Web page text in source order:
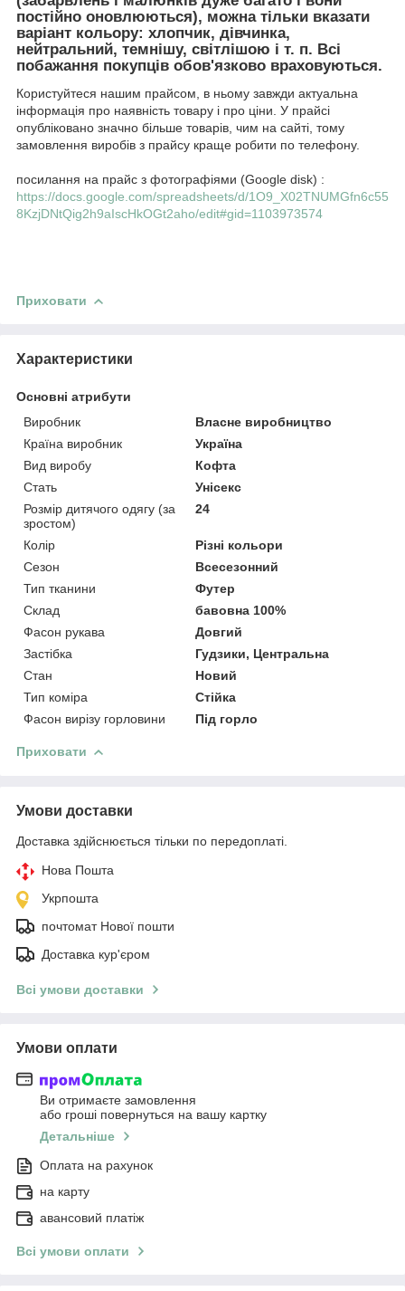
постійно оновлюються), можна тільки вказати
варіант кольору: хлопчик, дівчинка,
нейтральний, темнішу, світлішою і т. п. Всі
побажання покупців обов'язково враховуються.
Користуйтеся нашим прайсом, в ньому завжди актуальна
інформація про наявність товару і про ціни. У прайсі
опубліковано значно більше товарів, чим на сайті, тому
замовлення виробів з прайсу краще робити по телефону.
посилання на прайс з фотографіями (Google disk) :
https://docs.google.com/spreadsheets/d/1O9_X02TNUMGfn6c55
8KzjDNtQig2h9aIscHkOGt2aho/edit#gid=1103973574
Приховати
Характеристики
Основні атрибути
Виробник
Власне виробництво
Країна виробник
Україна
Вид виробу
Кофта
Стать
Унісекс
Розмір дитячого одягу (за
зростом)
24
Колір
Різні кольори
Сезон
Всесезонний
Тип тканини
Футер
Склад
бавовна 100%
Фасон рукава
Довгий
Застібка
Гудзики, Центральна
Стан
Новий
Тип коміра
Стійка
Фасон вирізу горловини
Під горло
Приховати
Умови доставки
Доставка здійснюється тільки по передоплаті.
Нова Пошта
Укрпошта
почтомат Нової пошти
Доставка кур'єром
Всі умови доставки
Умови оплати
Ви отримаєте замовлення
або гроші повернуться на вашу картку
Детальніше
Оплата на рахунок
на карту
авансовий платіж
Всі умови оплати